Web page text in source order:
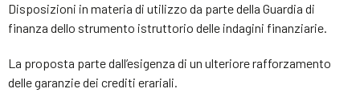
Disposizioni in materia di utilizzo da parte della Guardia di
finanza dello strumento istruttorio delle indagini finanziarie.
La proposta parte dall’esigenza di un ulteriore rafforzamento
delle garanzie dei crediti erariali.